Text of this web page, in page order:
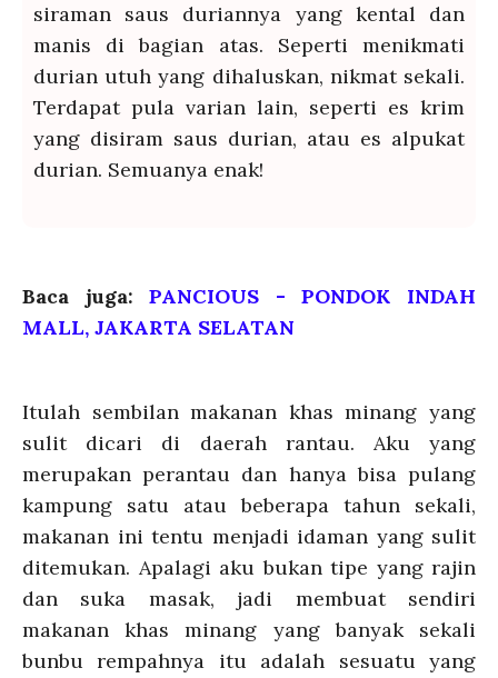
siraman saus duriannya yang kental dan
manis di bagian atas. Seperti menikmati
durian utuh yang dihaluskan, nikmat sekali.
Terdapat pula varian lain, seperti es krim
yang disiram saus durian, atau es alpukat
durian. Semuanya enak!
Baca juga:PANCIOUS - PONDOK INDAH
MALL, JAKARTA SELATAN
Itulah sembilan makanan khas minang yang
sulit dicari di daerah rantau. Aku yang
merupakan perantau dan hanya bisa pulang
kampung satu atau beberapa tahun sekali,
makanan ini tentu menjadi idaman yang sulit
ditemukan. Apalagi aku bukan tipe yang rajin
dan suka masak, jadi membuat sendiri
makanan khas minang yang banyak sekali
bunbu rempahnya itu adalah sesuatu yang